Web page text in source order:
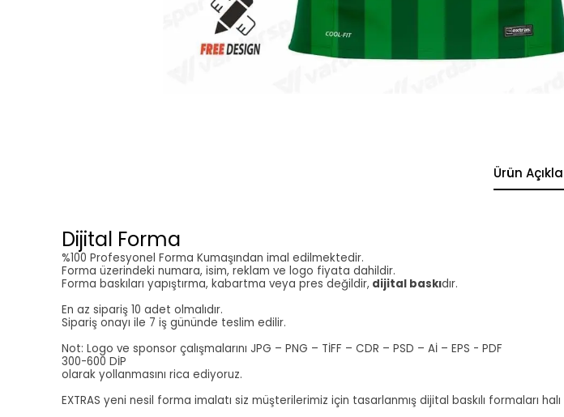
Ürün
Dijital Forma
%100 Profesyonel Forma Kumaşından imal edilmektedir.
Forma üzerindeki numara, isim, reklam ve logo fiyata dahildir.
Forma baskıları yapıştırma, kabartma veya pres değildir, dijital baskıdır.
En az sipariş 10 adet olmalıdır.
Sipariş onayı ile 7 iş gününde teslim edilir.
Not: Logo ve sponsor çalışmalarını JPG – PNG – TİFF – CDR – PSD – Aİ – EPS - PDF
300-600 DİP
olarak yollanmasını rica ediyoruz.
EXTRAS yeni nesil forma imalatı siz müşterilerimiz için tasarlanmış dijital baskılı formaları